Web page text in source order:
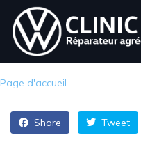
Page d'accueil
Share Tweet